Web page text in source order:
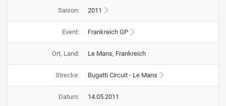
Saison: 2011
Event: Frankreich GP
Ort, Land: Le Mans, Frankreich
Strecke: Bugatti Circuit - Le Mans
Datum: 14.05.2011